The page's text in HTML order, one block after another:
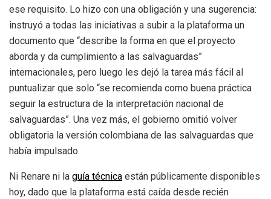
ese requisito. Lo hizo con una obligación y una sugerencia:
instruyó a todas las iniciativas a subir a la plataforma un
documento que “describe la forma en que el proyecto
aborda y da cumplimiento a las salvaguardas”
internacionales, pero luego les dejó la tarea más fácil al
puntualizar que solo “se recomienda como buena práctica
seguir la estructura de la interpretación nacional de
salvaguardas”. Una vez más, el gobierno omitió volver
obligatoria la versión colombiana de las salvaguardas que
había impulsado.
Ni Renare ni la guía técnica están públicamente disponibles
hoy, dado que la plataforma está caída desde recién